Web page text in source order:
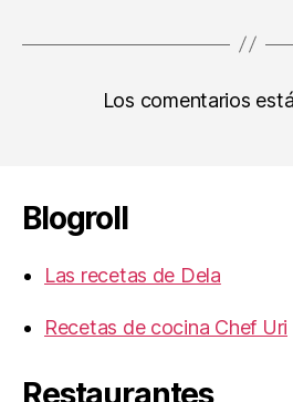
Los comentarios
Blogroll
Las recetas de Dela
Recetas de cocina Chef Uri
Restaurantes